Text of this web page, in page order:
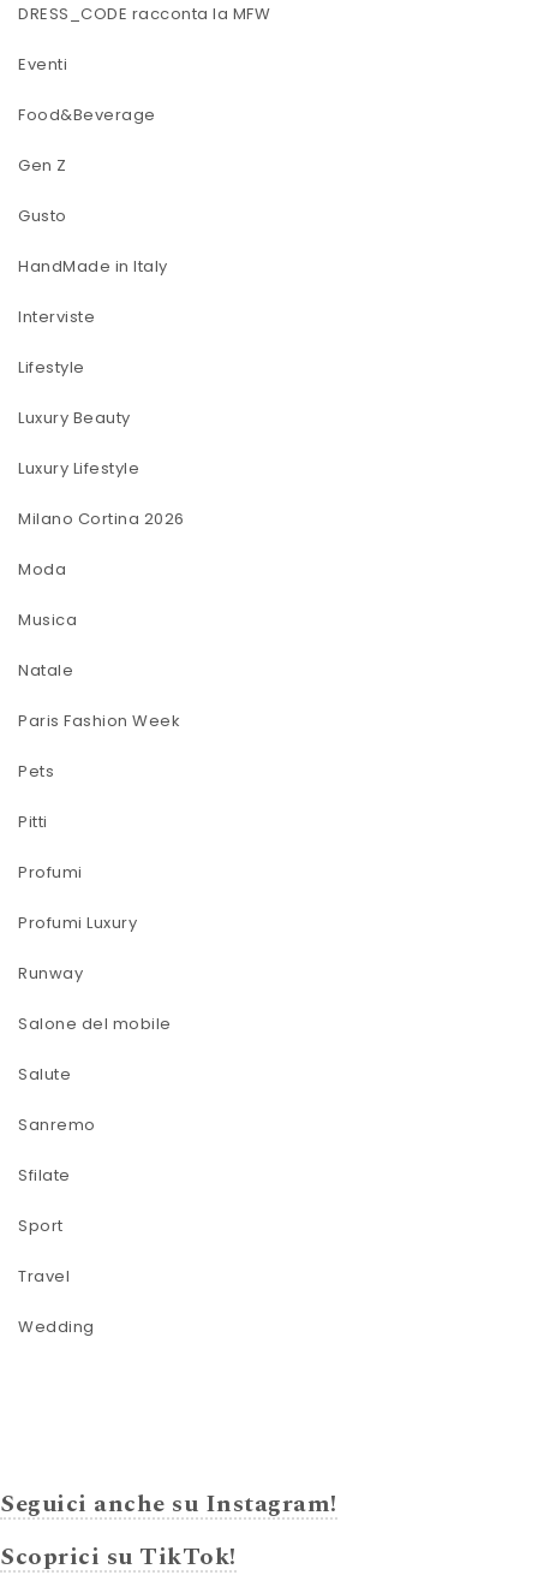
DRESS_CODE racconta la MFW
Eventi
Food&Beverage
Gen Z
Gusto
HandMade in Italy
Interviste
Lifestyle
Luxury Beauty
Luxury Lifestyle
Milano Cortina 2026
Moda
Musica
Natale
Paris Fashion Week
Pets
Pitti
Profumi
Profumi Luxury
Runway
Salone del mobile
Salute
Sanremo
Sfilate
Sport
Travel
Wedding
Seguici anche su Instagram!
Scoprici su TikTok!